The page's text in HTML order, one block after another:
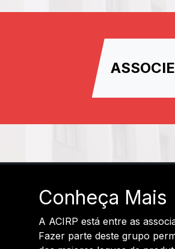
Conheça Mais
A ACIRP está entre as
Fazer parte deste grupo